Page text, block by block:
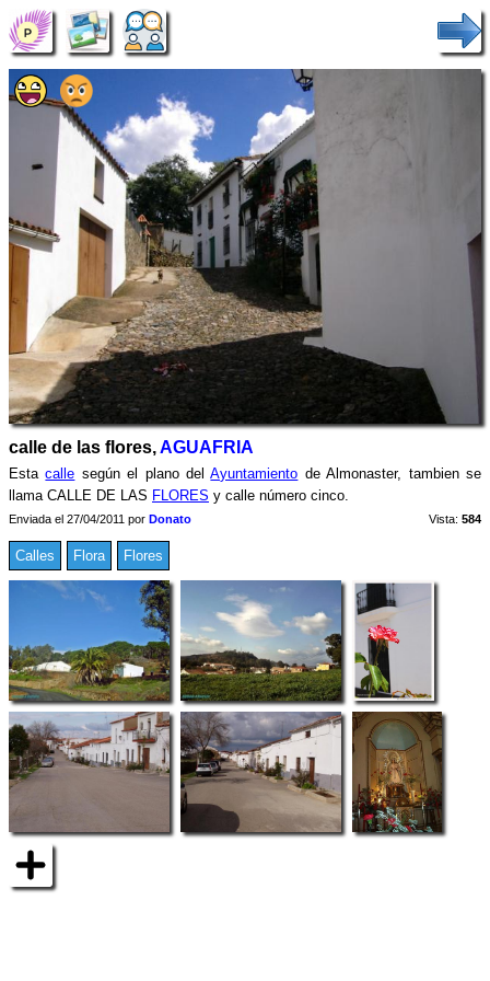
calle de las flores,AGUAFRIA
Estacalle según el plano delAyuntamiento de Almonaster, tambien se
llama CALLE DE LAS FLORES y calle número cinco.
Enviada el 27/04/2011 por Donato Vista: 584
Calles Flora Flores